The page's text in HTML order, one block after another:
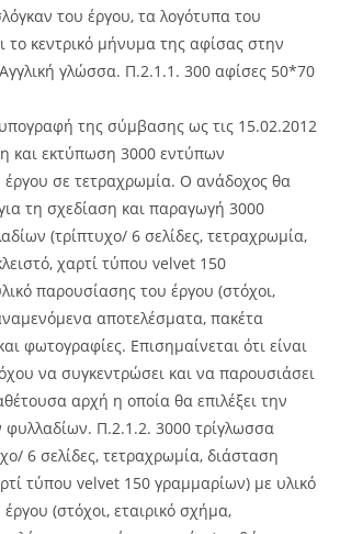
του έργου, τα λογότυπα του
το κεντρικό μήνυμα της αφίσας στην
γλώσσα. Π.2.1.1. 300 αφίσες 50*70
της σύμβασης ως τις 15.02.2012
και εκτύπωση 3000 εντύπων
σε τετραχρωμία. Ο ανάδοχος θα
τη σχεδίαση και παραγωγή 3000
(τρίπτυχο/ 6 σελίδες, τετραχρωμία,
χαρτί τύπου velvet 150
παρουσίασης του έργου (στόχοι,
αποτελέσματα, πακέτα
φωτογραφίες. Επισημαίνεται ότι είναι
να συγκεντρώσει και να παρουσιάσει
αρχή η οποία θα επιλέξει την
φυλλαδίων. Π.2.1.2. 3000 τρίγλωσσα
6 σελίδες, τετραχρωμία, διάσταση
τύπου velvet 150 γραμμαρίων) με υλικό
(στόχοι, εταιρικό σχήμα,